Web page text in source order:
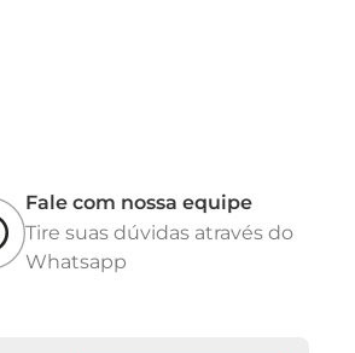
Fale com nossa equipe
Tire suas dúvidas através do
Whatsapp